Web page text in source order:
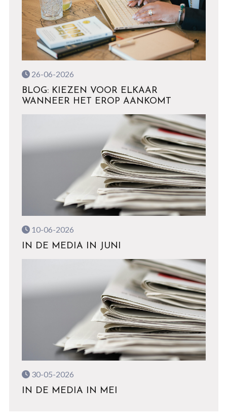
26-06-2026
BLOG: KIEZEN VOOR ELKAAR
WANNEER HET EROP AANKOMT
10-06-2026
IN DE MEDIA IN JUNI
30-05-2026
IN DE MEDIA IN MEI